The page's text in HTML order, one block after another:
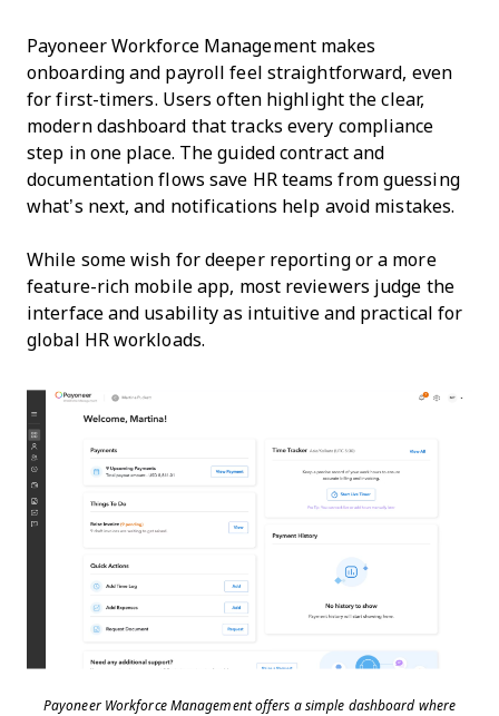
Payoneer Workforce Management makes
onboarding and payroll feel straightforward, even
for first-timers. Users often highlight the clear,
modern dashboard that tracks every compliance
step in one place. The guided contract and
documentation flows save HR teams from guessing
what’s next, and notifications help avoid mistakes.
While some wish for deeper reporting or a more
feature-rich mobile app, most reviewers judge the
interface and usability as intuitive and practical for
global HR workloads.
Payoneer Workforce Management offers a simple dashboard where